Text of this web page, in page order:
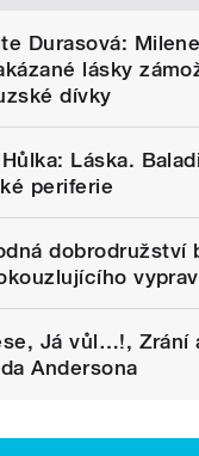
Durasová:
lásky
dívky
Láska.
periferie
dobrodružství
Já vůl…!, Zrání
Andersona